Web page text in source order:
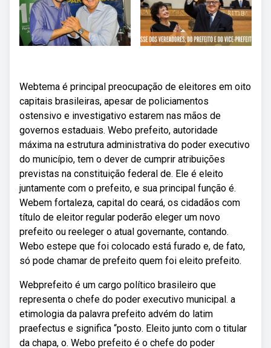
Webtema é principal preocupação de eleitores em oito
capitais brasileiras, apesar de policiamentos
ostensivo e investigativo estarem nas mãos de
governos estaduais. Webo prefeito, autoridade
máxima na estrutura administrativa do poder executivo
do município, tem o dever de cumprir atribuições
previstas na constituição federal de. Ele é eleito
juntamente com o prefeito, e sua principal função é.
Webem fortaleza, capital do ceará, os cidadãos com
título de eleitor regular poderão eleger um novo
prefeito ou reeleger o atual governante, contando.
Webo estepe que foi colocado está furado e, de fato,
só pode chamar de prefeito quem foi eleito prefeito.
Webprefeito é um cargo político brasileiro que
representa o chefe do poder executivo municipal. a
etimologia da palavra prefeito advém do latim
praefectus e significa “posto. Eleito junto com o titular
da chapa, o. Webo prefeito é o chefe do poder